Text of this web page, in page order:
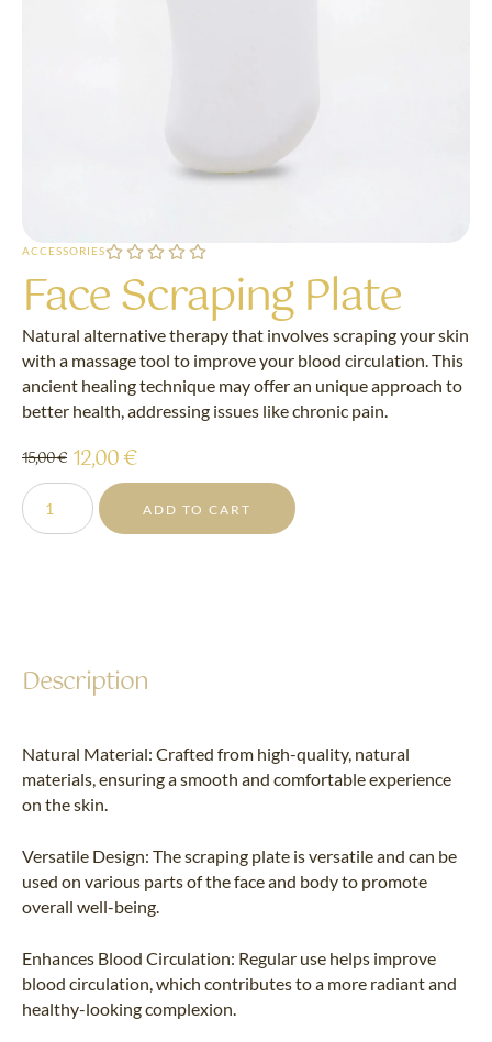
ACCESSORIES
Face Scraping Plate
Natural alternative therapy that involves scraping your skin
with a massage tool to improve your blood circulation. This
ancient healing technique may offer an unique approach to
better health, addressing issues like chronic pain.
15,00€ 12,00€
ADD TO CART
Description
Natural Material: Crafted from high-quality, natural
materials, ensuring a smooth and comfortable experience
on the skin.
Versatile Design: The scraping plate is versatile and can be
used on various parts of the face and body to promote
overall well-being.
Enhances Blood Circulation: Regular use helps improve
blood circulation, which contributes to a more radiant and
healthy-looking complexion.